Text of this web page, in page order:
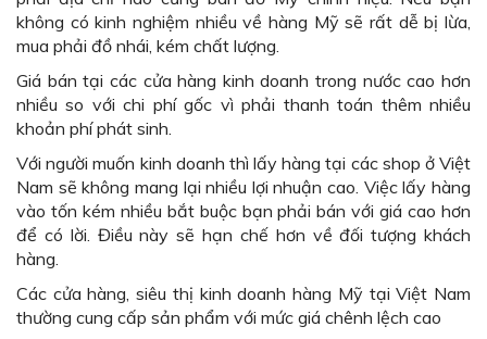
không có kinh nghiệm nhiều về hàng Mỹ sẽ rất dễ bị lừa,
mua phải đồ nhái, kém chất lượng.
Giá bán tại các cửa hàng kinh doanh trong nước cao hơn
nhiều so với chi phí gốc vì phải thanh toán thêm nhiều
khoản phí phát sinh.
Với người muốn kinh doanh thì lấy hàng tại các shop ở Việt
Nam sẽ không mang lại nhiều lợi nhuận cao. Việc lấy hàng
vào tốn kém nhiều bắt buộc bạn phải bán với giá cao hơn
để có lời. Điều này sẽ hạn chế hơn về đối tượng khách
hàng.
Các cửa hàng, siêu thị kinh doanh hàng Mỹ tại Việt Nam
thường cung cấp sản phẩm với mức giá chênh lệch cao